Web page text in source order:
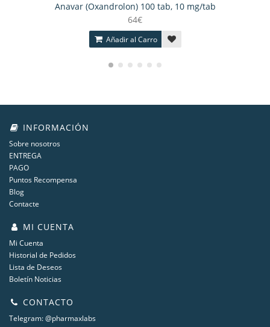
Anavar (Oxandrolon) 100 tab, 10 mg/tab
64€
Añadir al Carro
INFORMACIÓN
Sobre nosotros
ENTREGA
PAGO
Puntos Recompensa
Blog
Contacte
MI CUENTA
Mi Cuenta
Historial de Pedidos
Lista de Deseos
Boletín Noticias
CONTACTO
Telegram: @pharmaxlabs